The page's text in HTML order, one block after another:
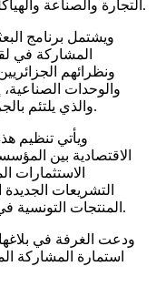
التجارة والصناعة والهياكل الجزائرية ذات العلاقة بالشأن الاقتصادي.
ويشتمل برنامج
المشاركة في
ونظرائهم
والوحدات الصناعية،
والذي يلتئم بالجزائر العاصمة ويتزامن مع تنظيم هذه البعثة.
ويأتي تنظيم
الاقتصادية بين
الاستثمارات
التشريعات
المنتجات التونسية في السوق الجزائرية وتطوير الشراكة الثنائية.
ودعت الغرفة في